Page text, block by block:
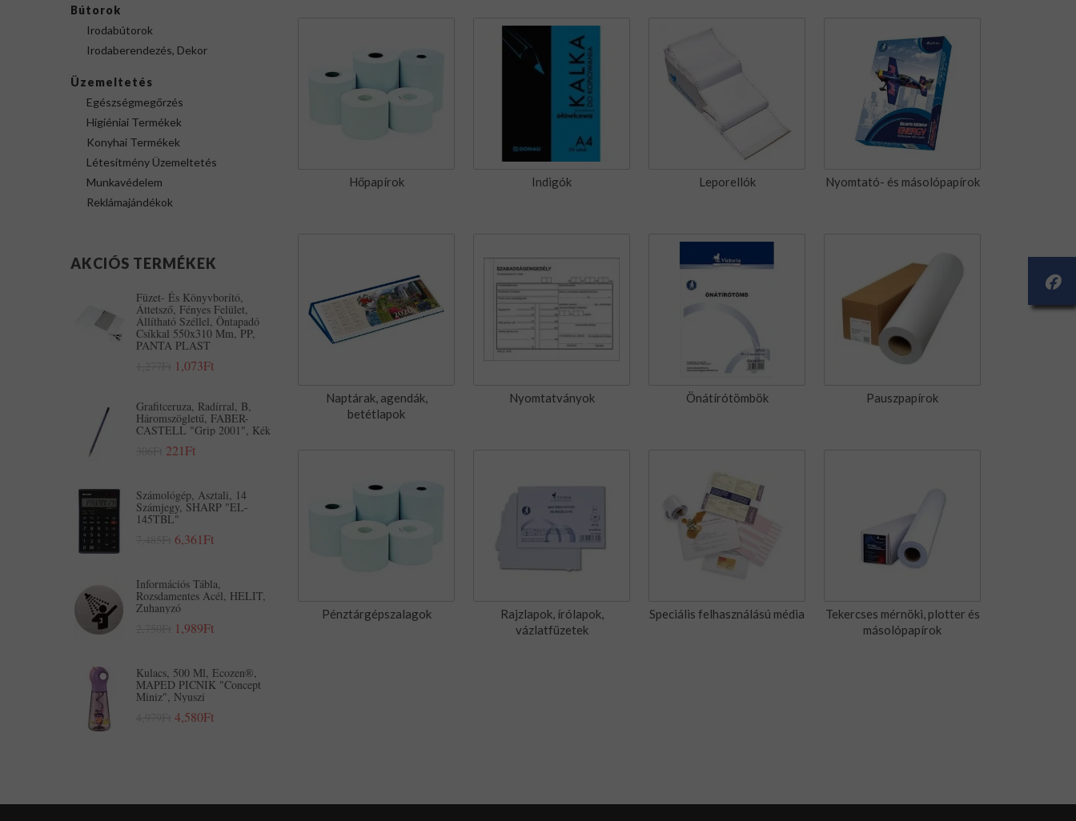
Bútorok
Irodabútorok
Irodaberendezés, Dekor
Üzemeltetés
Egészségmegőrzés
Higiéniai Termékek
Konyhai Termékek
Létesítmény Üzemeltetés
Munkavédelem
Reklámajándékok
AKCIÓS TERMÉKEK
Füzet- És Könyvborító,
Áttetsző, Fényes Felület,
Állítható Széllel, Öntapadó
Csíkkal 550x310 Mm, PP,
PANTA PLAST
1,073Ft
Grafitceruza, Radírral, B,
Háromszögletű, FABER-
CASTELL "Grip 2001", Kék
221Ft
Számológép, Asztali, 14
Számjegy, SHARP "EL-
145TBL"
6,361Ft
Információs Tábla,
Rozsdamentes Acél, HELIT,
Zuhanyzó
1,989Ft
Kulacs, 500 Ml, Ecozen®,
MAPED PICNIK "Concept
Miniz", Nyuszi
4,580Ft
Hőpapírok Indigók Leporellók Nyomtató- és másolópapírok
Naptárak, agendák,
betétlapok
Nyomtatványok Önátírótömbök Pauszpapírok
Pénztárgépszalagok
Rajzlapok, írólapok,
vázlatfüzetek
Speciális felhasználású média
Tekercses mérnöki, plotter és
másolópapírok